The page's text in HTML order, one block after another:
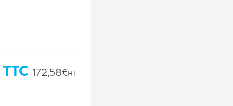
TTC 172,58€HT